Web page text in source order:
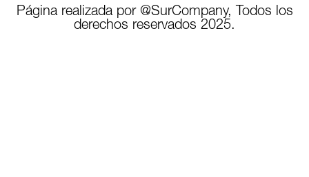
Página realizada por @SurCompany, Todos los
derechos reservados 2025.